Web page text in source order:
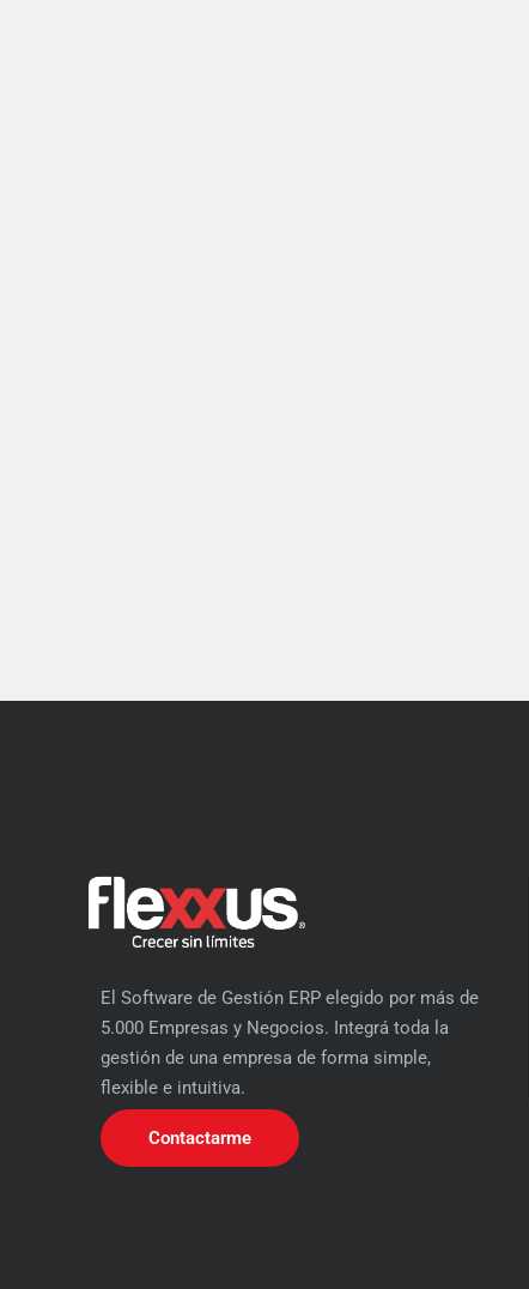
El Software de Gestión ERP elegido por más de
5.000 Empresas y Negocios. Integrá toda la
gestión de una empresa de forma simple,
flexible e intuitiva.
Contactarme